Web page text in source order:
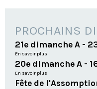
PROCHAINS
21e dimanche A -
En savoir plus
20e dimanche A -
En savoir plus
Fête de